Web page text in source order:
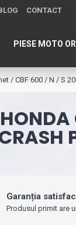
CONTACT
PIESE MOTO
/ CBF 600 / N / S
Garanția
Produsul primit are